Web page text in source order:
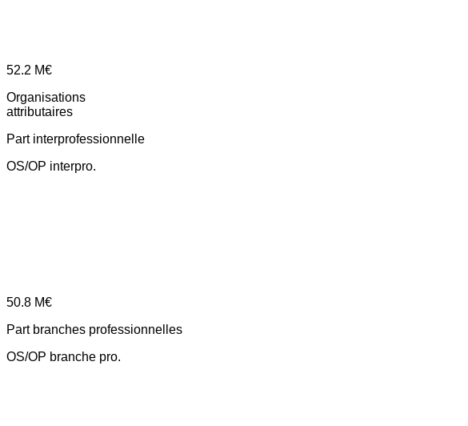
52.2 M€
Organisations
attributaires
Part interprofessionnelle
OS/OP interpro.
50.8 M€
Part branches professionnelles
OS/OP branche pro.